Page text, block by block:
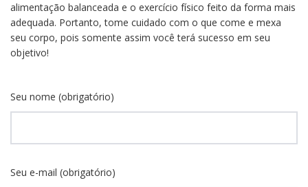
alimentação balanceada e o exercício físico feito da forma mais
adequada. Portanto, tome cuidado com o que come e mexa
seu corpo, pois somente assim você terá sucesso em seu
objetivo!
Seu nome (obrigatório)
Seu e-mail (obrigatório)